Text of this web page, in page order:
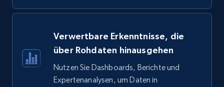
Verwertbare Erkenntnisse, die
über Rohdaten hinausgehen
Nutzen Sie Dashboards, Berichte und
Expertenanalysen, um Daten in